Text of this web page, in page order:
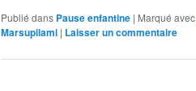
Publié dans Pause enfantine | Marqué avec
Marsupilami | Laisser un commentaire